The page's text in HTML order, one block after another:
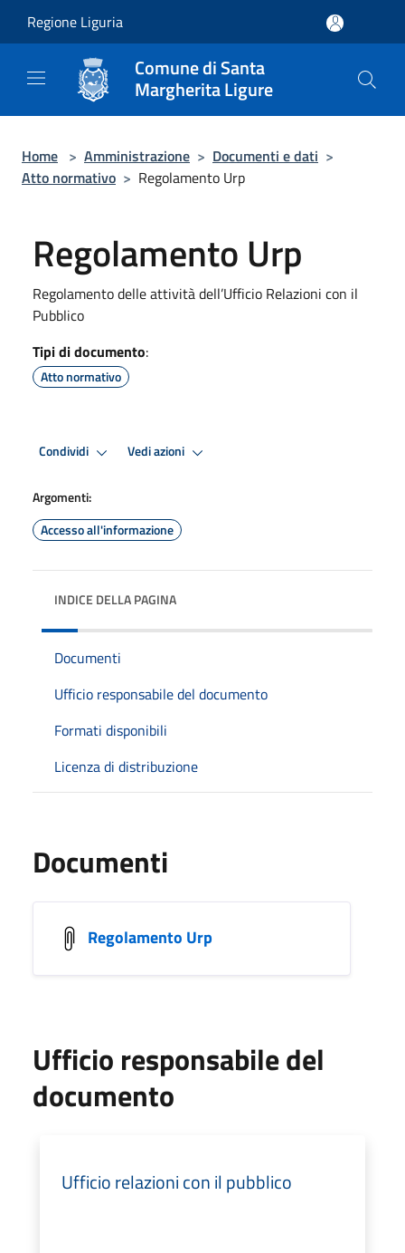
Regione Liguria
Comune di Santa
Margherita Ligure
Home > Amministrazione > Documenti e dati >
Atto normativo > Regolamento Urp
Regolamento Urp
Regolamento delle attività dell’Ufficio Relazioni con il
Pubblico
Tipi di documento:
Atto normativo
Condividi Vedi azioni
Argomenti:
Accesso all'informazione
INDICE DELLA PAGINA
Documenti
Ufficio responsabile del documento
Formati disponibili
Licenza di distribuzione
Documenti
Regolamento Urp
Ufficio responsabile del
documento
Ufficio relazioni con il pubblico